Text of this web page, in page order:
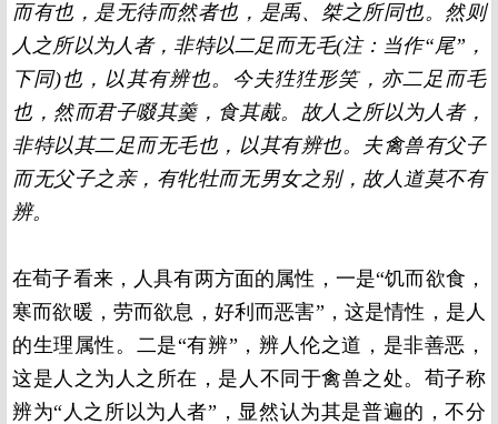
而有也，是无待而然者也，是禹、桀之所同也。然则
人之所以为人者，非特以二足而无毛(注：当作“尾”，
下同)也，以其有辨也。今夫狌狌形笑，亦二足而毛
也，然而君子啜其羹，食其胾。故人之所以为人者，
非特以其二足而无毛也，以其有辨也。夫禽兽有父子
而无父子之亲，有牝牡而无男女之别，故人道莫不有
辨。
在荀子看来，人具有两方面的属性，一是“饥而欲食，
寒而欲暖，劳而欲息，好利而恶害”，这是情性，是人
的生理属性。二是“有辨”，辨人伦之道，是非善恶，
这是人之为人之所在，是人不同于禽兽之处。荀子称
辨为“人之所以为人者”，显然认为其是普遍的，不分